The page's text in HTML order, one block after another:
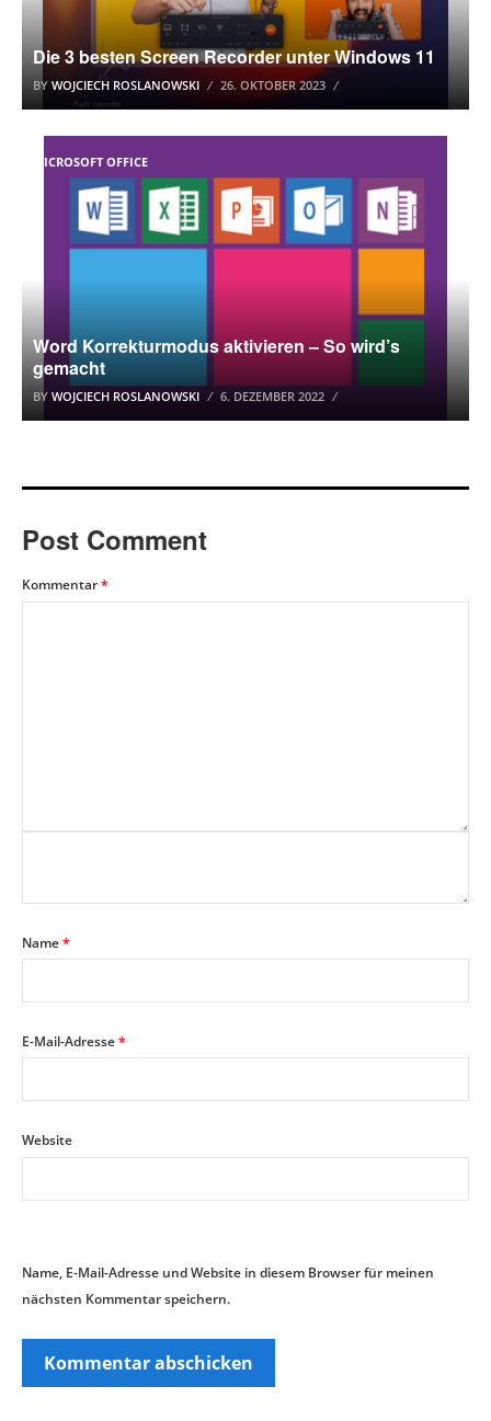
Die 3 besten Screen Recorder unter Windows 11
BY WOJCIECH ROSLANOWSKI 26. OKTOBER 2023
MICROSOFT OFFICE
Word Korrekturmodus aktivieren – So wird’s
gemacht
BY WOJCIECH ROSLANOWSKI 6. DEZEMBER 2022
Post Comment
Kommentar*
Name*
E-Mail-Adresse*
Website
Name, E-Mail-Adresse und Website in diesem Browser für meinen
nächsten Kommentar speichern.